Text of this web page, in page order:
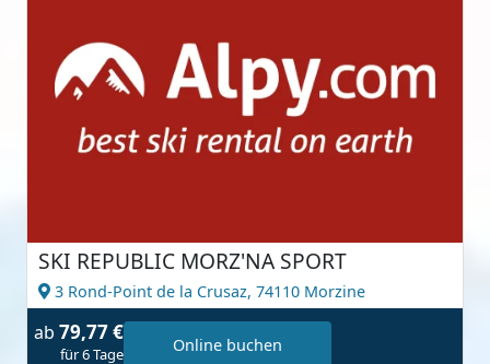
SKI REPUBLIC MORZ'NA SPORT
3 Rond-Point de la Crusaz, 74110 Morzine
ab 79,77 €
für 6 Tage Online buchen